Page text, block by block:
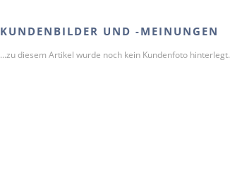
KUNDENBILDER UND -MEINUNGEN
...zu diesem Artikel wurde noch kein Kundenfoto hinterlegt.